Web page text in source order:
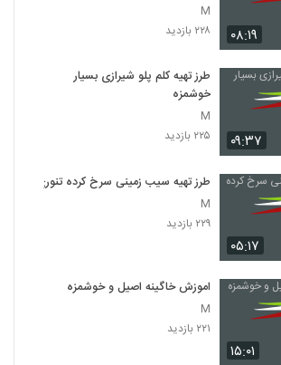
۰۸:۱۹
M
۲۲۸ بازدید
۰۹:۳۷
طرز تهیه کلم پلو شیرازی بسیار
خوشمزه
M
۲۲۵ بازدید
۰۵:۱۷
طرز تهیه سیب زمینی سرخ کرده تنوری
M
۲۲۹ بازدید
۱۵:۰۱
اموزش خاگینه اصیل و خوشمزه
M
۲۲۱ بازدید